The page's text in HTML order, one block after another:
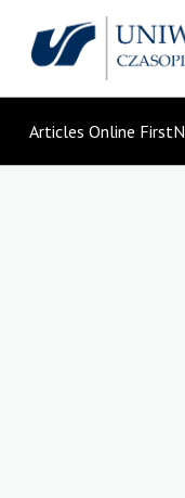
Articles Online First